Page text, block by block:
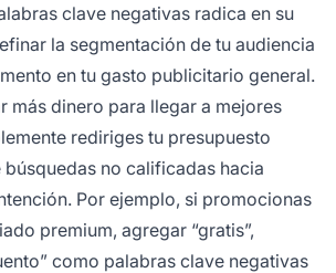
clave negativas radica en su
la segmentación de tu audiencia
en tu gasto publicitario general.
más dinero para llegar a mejores
rediriges tu presupuesto
no calificadas hacia
Por ejemplo, si promocionas
premium, agregar “gratis”,
como palabras clave negativas